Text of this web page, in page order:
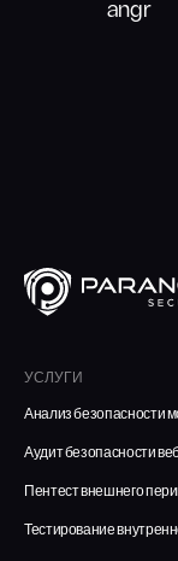
angr
УСЛУГИ
Анализ безопасности
Аудит безопасности
Пентест внешнего
Тестирование